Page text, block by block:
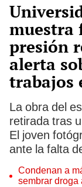
muestra
presión
alerta
trabajos
La obra del
retirada tras
El joven
ante la falta
Condenan a
sembrar droga